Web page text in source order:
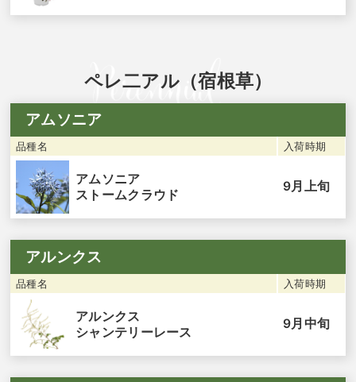
ペレ二アル（宿根草）
アムソニア
品種名 入荷時期
アムソニア
ストームクラウド
9月上旬
アルンクス
品種名 入荷時期
アルンクス
シャンテリーレース
9月中旬